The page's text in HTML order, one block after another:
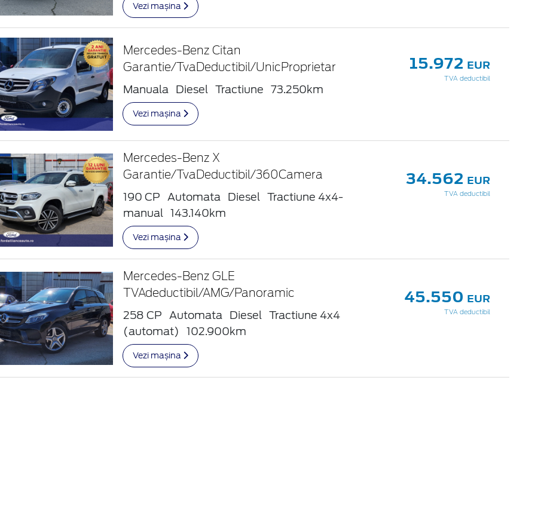
Vezi mașina
Mercedes-Benz Citan
Garantie/TvaDeductibil/UnicProprietar
Manuala Diesel Tractiune 73.250km
15.972 EUR
TVA deductibil
Vezi mașina
Mercedes-Benz X
Garantie/TvaDeductibil/360Camera
190 CP Automata Diesel Tractiune 4x4-
manual 143.140km
34.562 EUR
TVA deductibil
Vezi mașina
Mercedes-Benz GLE
TVAdeductibil/AMG/Panoramic
258 CP Automata Diesel Tractiune 4x4
(automat)
102.900km
45.550 EUR
TVA deductibil
Vezi mașina